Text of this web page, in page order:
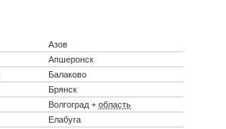
Азов
Апшеронск
Балаково
Брянск
Волгоград + область
Елабуга